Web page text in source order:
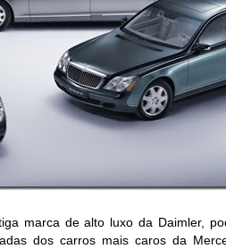
marca de alto luxo da Daimler,
dos carros mais caros da